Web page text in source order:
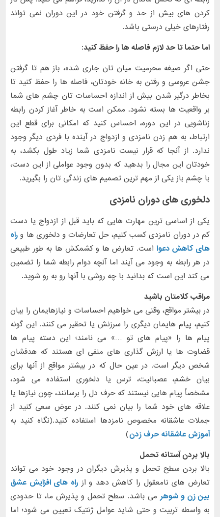
کردن های بیش از حد و گرفتن خود در این دوران نمی تواند
رفتارهای خیلی درستی باشد.
اما حتما تا حد لازم فاصله ها را حفظ کنید:
حتی اگر صیغه محرمیت میان تان جاری شده، باز هم تا گرفتن
جشن عروسی و رفتن به خانه خودتان، فاصله ها را حفظ کنید تا
بخاطر درگیر شدن بیش از اندازه احساسات تان چشم های شما
بر واقعیت ها بسته نشود. ممکن است به خاطر آغاز کردن رابطه
زناشویی در این دوره، احساس کنید که امکانی برای قطع این
ارتباط، به هم زدن نامزدی و ازدواج در آینده با فردی دیگر وجود
ندارد. از آنجا که قرار نیست نامزدی شما زیاد طول بکشد، به
خودتان این مجال را بدهید که بدون وجود عواملی از این دست،
با چشم باز یکی از مهم ترین تصمیم های زندگی تان را بگیرید.
دلخوری های دوران نامزدی
یکی از اساسی ترین مهارت هایی که باید قبل از ازدواج یا دست
کم در دوران نامزدی کسب کنیم، حل تعارضات و دلخوری ها و راه
های کاهش دعوا است. تعارض ها و کشمکش ها به طور طبیعی
در هر رابطه به وجود می آیند اما آنچه دوام رابطه شما را تضمین
می کند این است که بدانید با چه روشی با آنها رو به رو شوید.
مراقب کلامتان باشید
در بیشتر مواقع، وقتی می خواهیم احساسات و نیازهایمان را بیان
کنیم، پیام هایمان دیگری را سرزنش یا تحقیر می کنند. این گونه
پیام ها را «پیام های تو …» می نامند؛ این دسته پیام ها
قضاوت ها یا ارزش گذاری های منفی ای هستند که هدفشان
شخص دیگر است. در عین حال که در بیشتر مواقع از آنها برای
بیان خشم، عصبانیت، ترس یا دلخوری استفاده می شود،
مشخصاً پیام هایی نیستند که حرف دل را برسانند، چون نیازها یا
علاقه های خود شما را بیان نمی کنند. در عوض سعی کنید از
جملات عاشقانه مخصوص نامزدها استفاده کنید.(نگاه کنید به
آموزش عاشقانه حرف زدن)
بالا بردن آستانه تحمل
بالا بردن سطح تحمل و پذیرش دیگران در وجود خود می تواند
تعارض های نامعقول را کاهش دهد و ازراه های افزایش عشق
بین زن و شوهر می باشد. سطح تحمل و پذیرش ما، تا حدودی
به واسطه تربیت و حتی شاید عوامل ژنتیک تعیین می شود؛ اما